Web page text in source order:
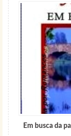
Em busca da